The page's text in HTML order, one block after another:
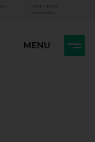
eBOK - Klient